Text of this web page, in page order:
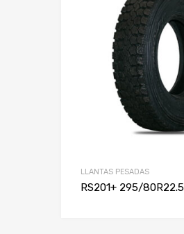
LLANTAS PESADAS
RS201+ 295/